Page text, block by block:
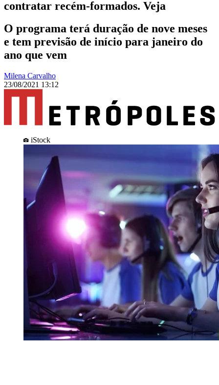
contratar recém-formados. Veja
O programa terá duração de nove meses
e tem previsão de início para janeiro do
ano que vem
Milena Carvalho
23/08/2021 13:12
iStock